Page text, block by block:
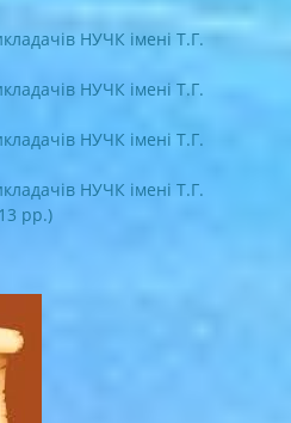
НУЧК імені Т.Г.
НУЧК імені Т.Г.
НУЧК імені Т.Г.
НУЧК імені Т.Г.
рр.)